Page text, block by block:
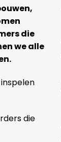
die
we alle
die